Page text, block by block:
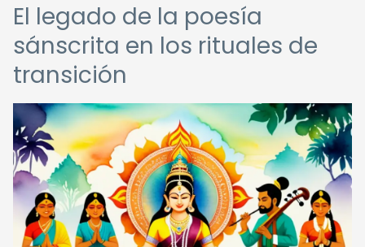
El legado de la poesía
sánscrita en los rituales de
transición